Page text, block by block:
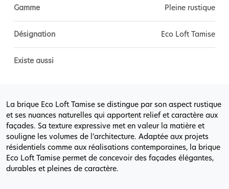
Gamme Pleine rustique
Désignation Eco Loft Tamise
Existe aussi
La brique Eco Loft Tamise se distingue par son aspect rustique
et ses nuances naturelles qui apportent relief et caractère aux
façades. Sa texture expressive met en valeur la matière et
souligne les volumes de l’architecture. Adaptée aux projets
résidentiels comme aux réalisations contemporaines, la brique
Eco Loft Tamise permet de concevoir des façades élégantes,
durables et pleines de caractère.